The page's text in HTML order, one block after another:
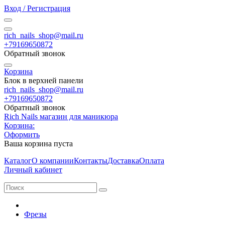
Вход / Регистрация
rich_nails_shop@mail.ru
+79169650872
Обратный звонок
Корзина
Блок в верхней панели
rich_nails_shop@mail.ru
+79169650872
Обратный звонок
Rich Nails магазин для маникюра
Корзина:
Оформить
Ваша корзина пуста
КаталогО компанииКонтактыДоставкаОплата
Личный кабинет
Фрезы